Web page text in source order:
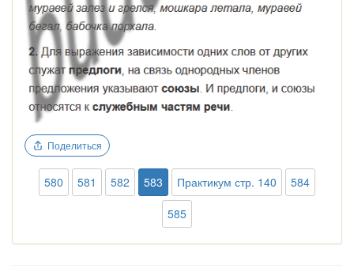
Поделиться
580 581 582 583 Практикум стр. 140
584
585